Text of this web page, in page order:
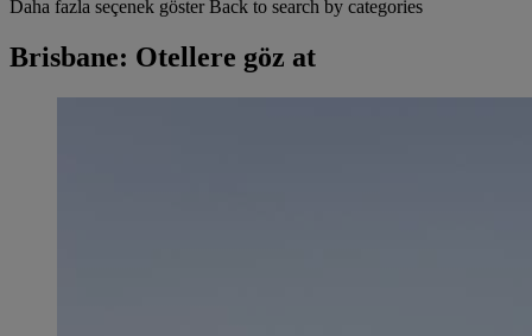
Daha fazla seçenek göster Back to search by categories
Brisbane: Otellere göz at